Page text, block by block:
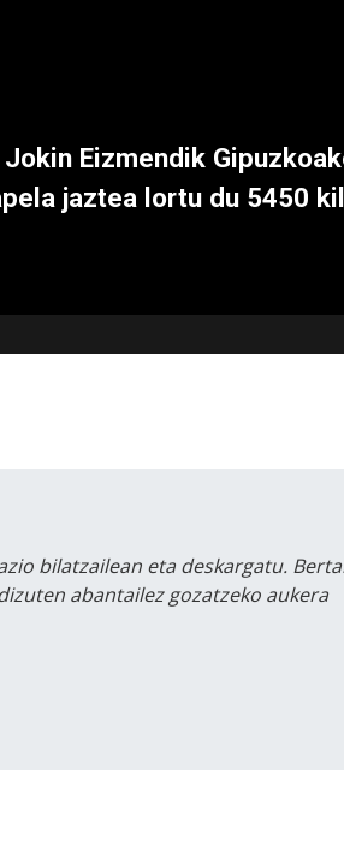
Eizmendik
jaztea lortu du 5450
bilatzailean eta deskargatu.
abantailez gozatzeko aukera